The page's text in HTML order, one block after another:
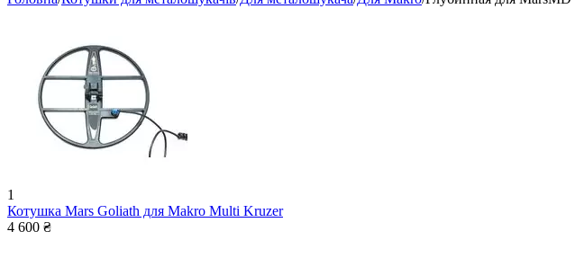
1
Котушка Mars Goliath для Makro Multi Kruzer
4 600 ₴